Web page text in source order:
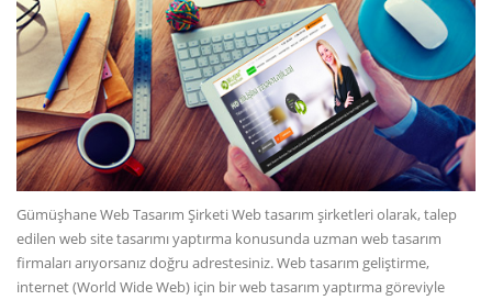
Gümüşhane Web Tasarım Şirketi Web tasarım şirketleri olarak, talep
edilen web site tasarımı yaptırma konusunda uzman web tasarım
firmaları arıyorsanız doğru adrestesiniz. Web tasarım geliştirme,
internet (World Wide Web) için bir web tasarım yaptırma göreviyle